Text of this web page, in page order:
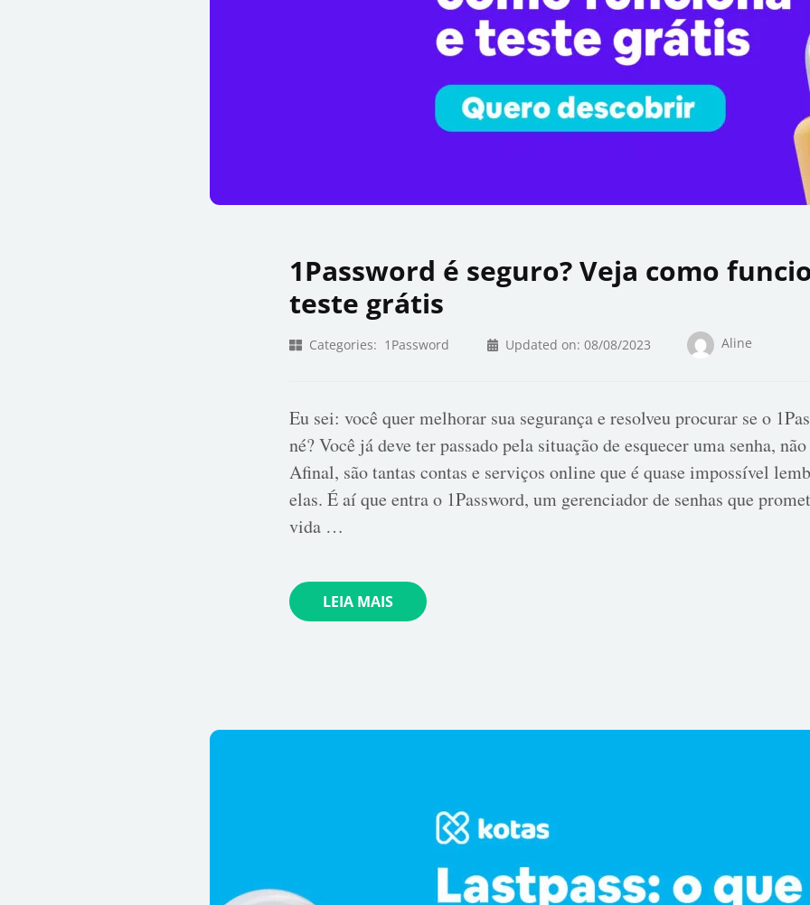
1Password é seguro? Veja como
teste grátis
Categories: 1Password Updated on:08/08/2023 Aline
Eu sei: você quer melhorar sua segurança e resolveu procurar se o
né? Você já deve ter passado pela situação de esquecer uma senha,
Afinal, são tantas contas e serviços online que é quase impossível
elas. É aí que entra o 1Password, um gerenciador de senhas que
vida …
LEIA MAIS